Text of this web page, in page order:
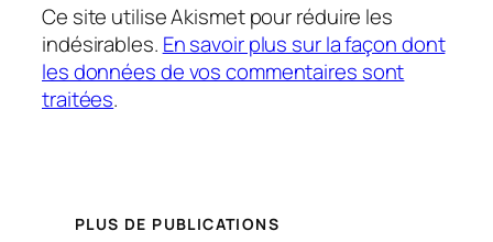
Ce site utilise Akismet pour réduire les
indésirables. En savoir plus sur la façon dont
les données de vos commentaires sont
traitées.
PLUS DE PUBLICATIONS